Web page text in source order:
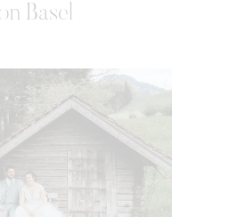
Basel